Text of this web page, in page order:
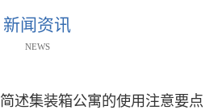
新闻资讯
NEWS
简述集装箱公寓的使用注意要点